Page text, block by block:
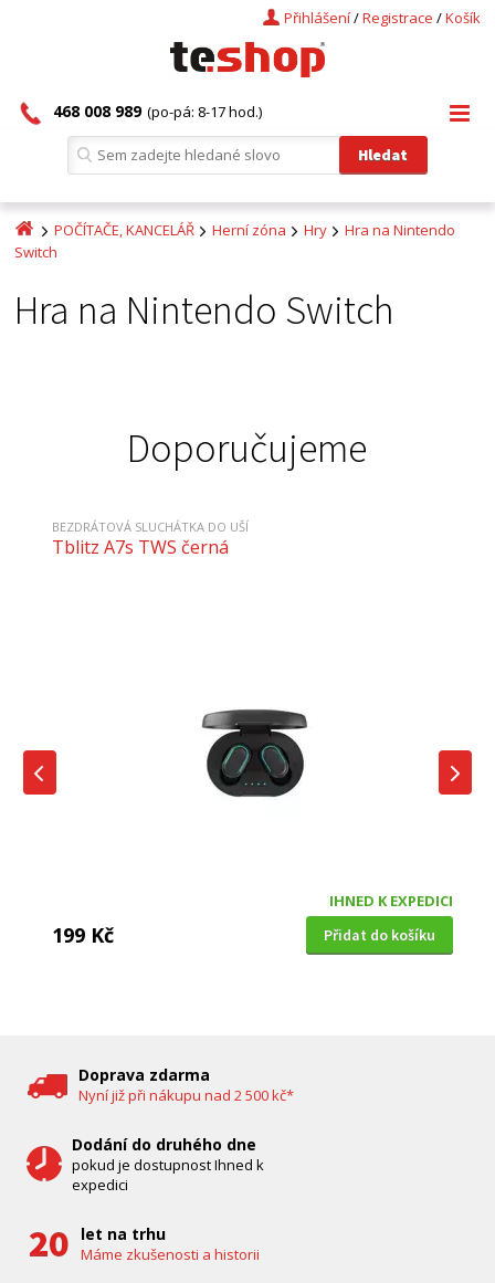
Košík
/
Registrace
/
Přihlášení
468 008 989 (po-pá: 8-17 hod.)
POČÍTAČE, KANCELÁŘ Herní zóna Hry
Hra na Nintendo
Switch
Hra na Nintendo Switch
Doporučujeme
BEZDRÁTOVÁ SLUCHÁTKA DO UŠÍ
Tblitz A7s TWS černá
IHNED K EXPEDICI
199 Kč Přidat do košíku
Doprava zdarma
Nyní již při nákupu nad 2 500 kč*
Dodání do druhého dne
pokud je dostupnost Ihned k
expedici
let na trhu
Máme zkušenosti a historii